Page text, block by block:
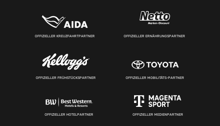
OFFIZIELLER KREUZFAHRTPARTNER OFFIZIELLER ERNÄHRUNGSPARTNER
OFFIZIELLER FRÜHSTÜCKSPARTNER OFFIZIELLER MOBILITÄTS-PARTNER
OFFIZIELLER HOTELPARTNER OFFIZIELLER MEDIENPARTNER